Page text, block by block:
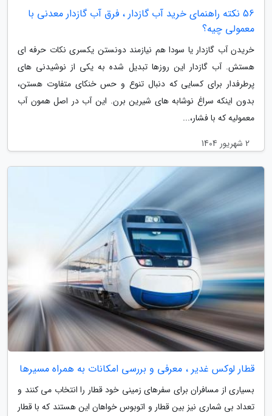
56 نکته راهنمای خرید آب گازدار ، فرق آب گازدار معدنی با
معمولی چیه؟
خریدن آب گازدار یا سودا هم نیازمند دونستن یکسری نکات حرفه ای
هستش. آب گازدار این روزها تبدیل شده به یکی از نوشیدنی های
پرطرفدار برای کسایی که دنبال تنوع و حس خنکای متفاوت هستن،
بدون اینکه سراغ نوشابه های شیرین برن. این آب در اصل همون آب
معمولیه که با فشار،...
2 شهریور 1404
قطار لوکس غدیر ، معرفی و بررسی امکانات به همراه مسیرها
بسیاری از مسافران برای سفرهای زمینی خود قطار را انتخاب می کنند و
تعداد بی شماری نیز بین قطار و اتوبوس خواهان این هستند که با قطار